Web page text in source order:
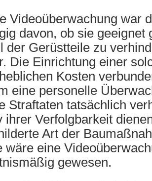
Videoüberwachung war
davon, ob sie geeignet
der Gerüstteile zu
Die Einrichtung einer
Kosten
eine personelle
Straftaten tatsächlich
ihrer Verfolgbarkeit
Art der
wäre eine
gewesen.